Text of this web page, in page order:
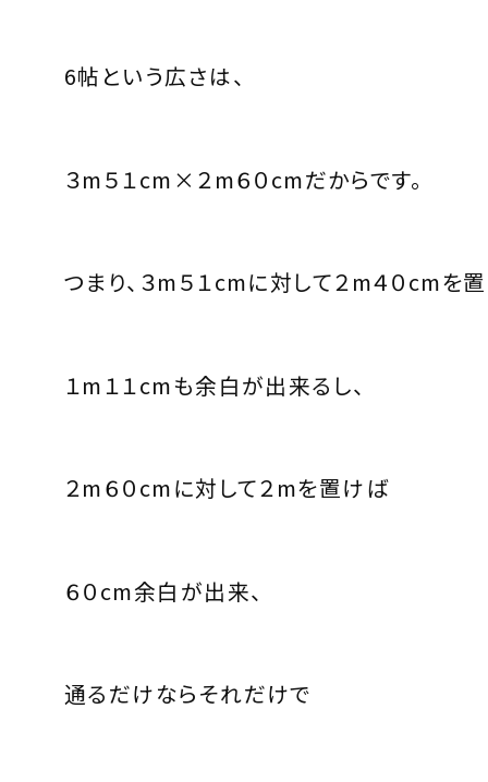
6帖という広さは、
３m５１cm×２m６０cmだからです。
つまり、３m５１cmに対して２m４０cmを
１m１１cmも余白が出来るし、
２m６０cmに対して２mを置けば
６０cm余白が出来、
通るだけならそれだけで